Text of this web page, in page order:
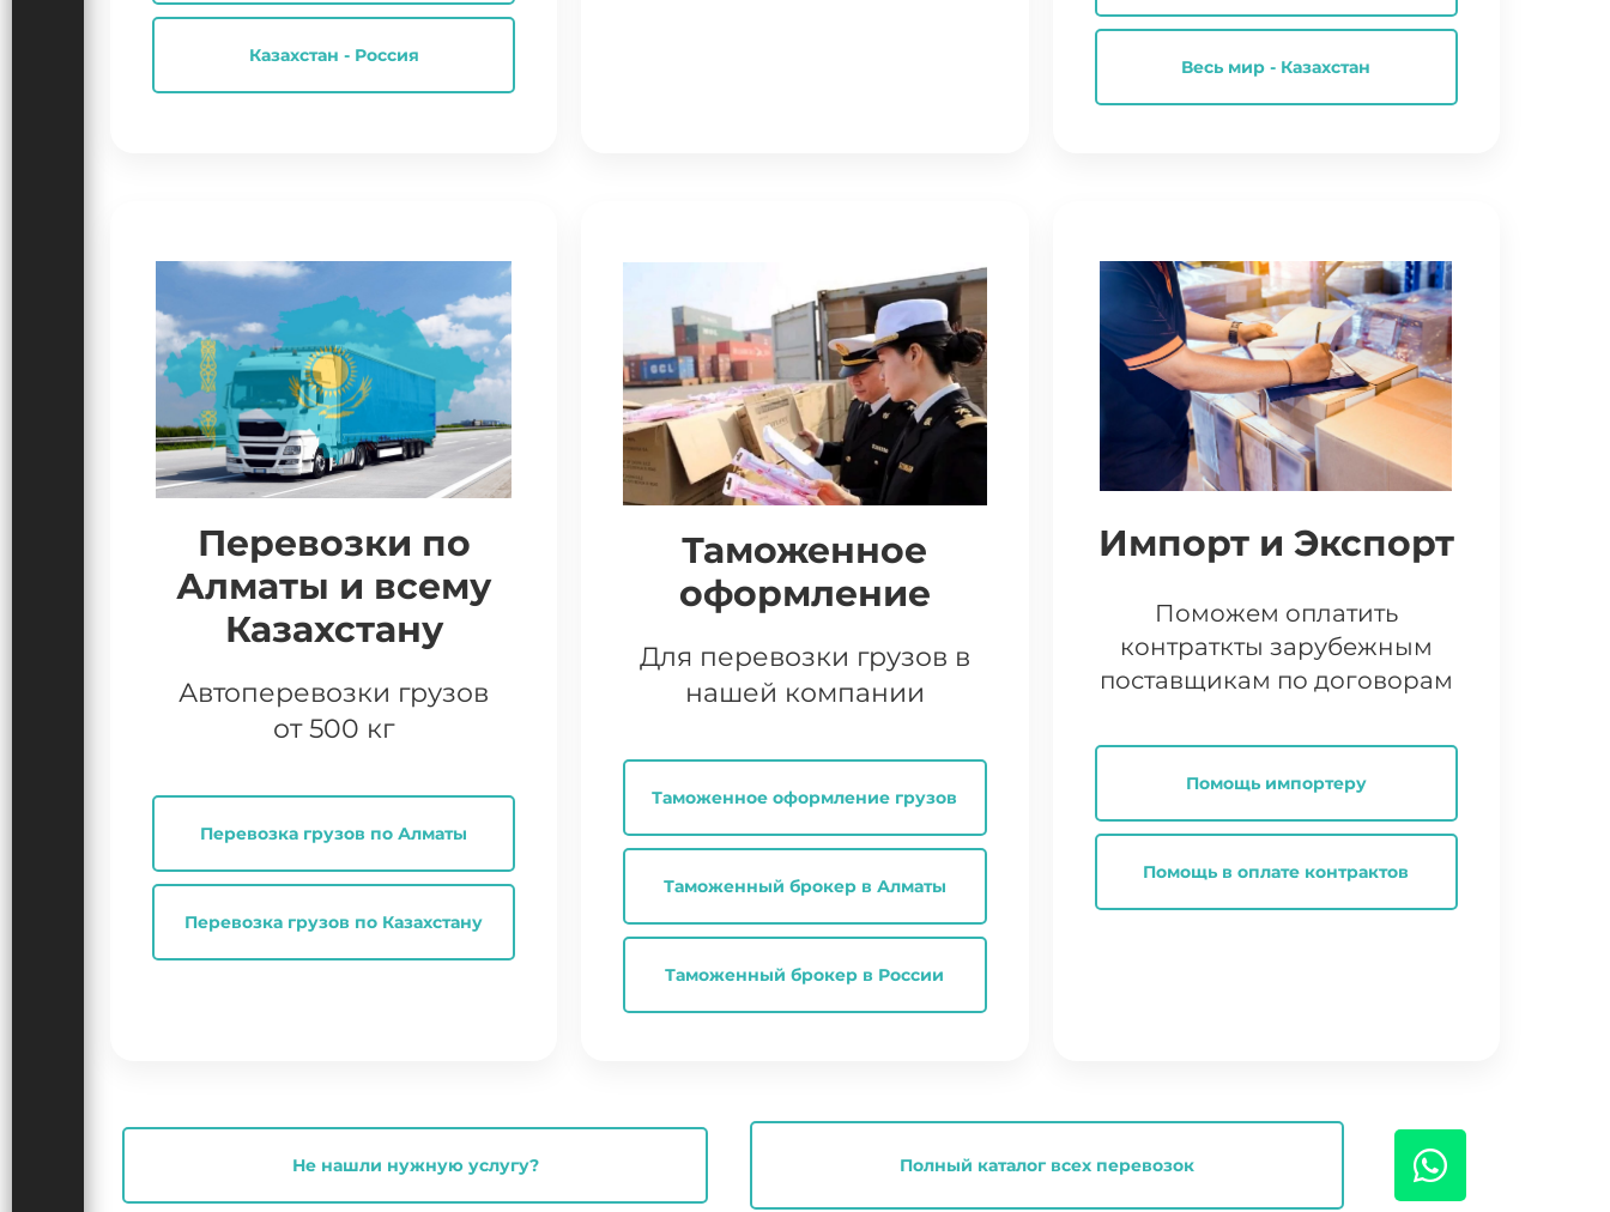
Казахстан - Россия
Весь мир - Казахстан
Перевозки по
Алматы и всему
Казахстану
Автоперевозки грузов
от 500 кг
Перевозка грузов по Алматы
Перевозка грузов по Казахстану
Таможенное
оформление
Для перевозки грузов в
нашей компании
Таможенное оформление грузов
Таможенный брокер в Алматы
Таможенный брокер в России
Импорт и Экспорт
Поможем оплатить
контраткты зарубежным
поставщикам по договорам
Помощь импортеру
Помощь в оплате контрактов
Не нашли нужную услугу? Полный каталог всех перевозок